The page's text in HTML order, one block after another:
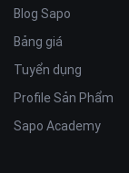
Blog Sapo
Bảng giá
Tuyển dụng
Profile Sản Phẩm
Sapo Academy